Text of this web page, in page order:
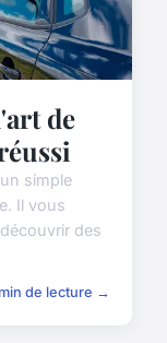
de
simple
Il vous
des
de lecture →